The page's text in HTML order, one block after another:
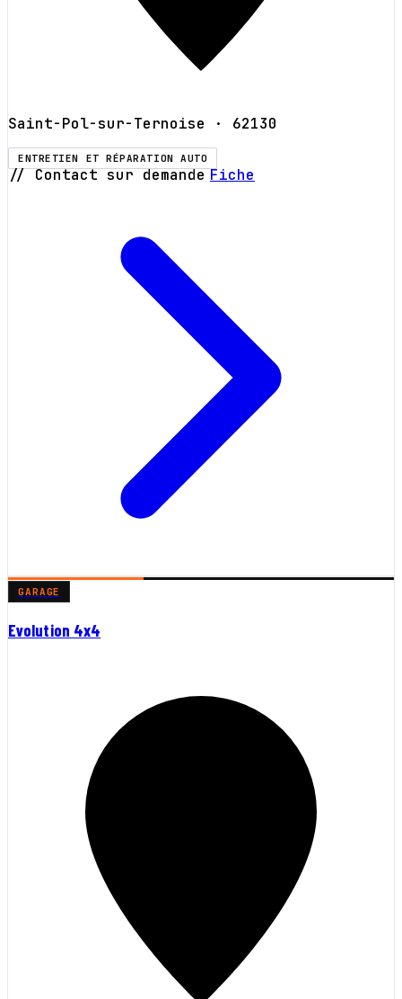
Saint-Pol-sur-Ternoise · 62130
ENTRETIEN ET RÉPARATION AUTO
// Contact sur demande Fiche
GARAGE
Evolution 4x4